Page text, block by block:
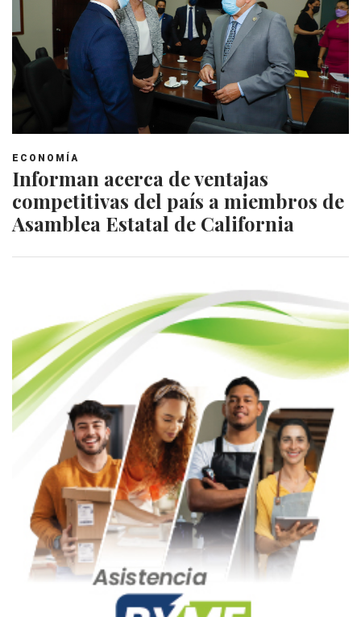
ECONOMÍA
Informan acerca de ventajas
competitivas del país a miembros de
Asamblea Estatal de California